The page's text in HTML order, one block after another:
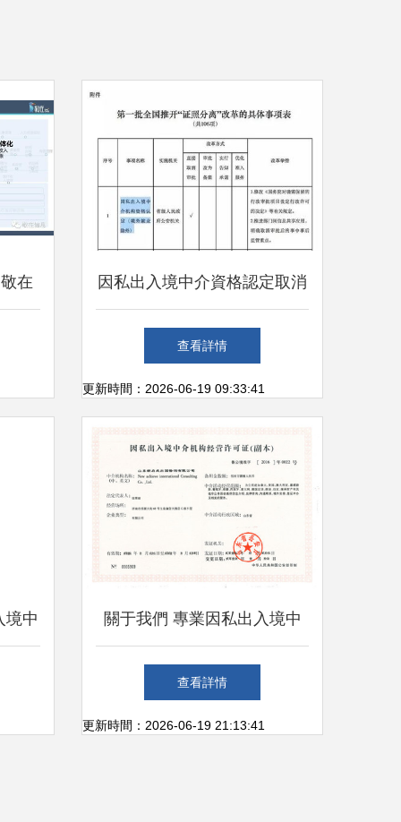
在
院
入
因私出入境中介資格認定取消
移民留學行業將走向何種變
局？
查看詳情
更新時間：2026-06-19 09:33:41
境中 關于我們 專業因私出入境中
介服務的領航者
查看詳情
更新時間：2026-06-19 21:13:41